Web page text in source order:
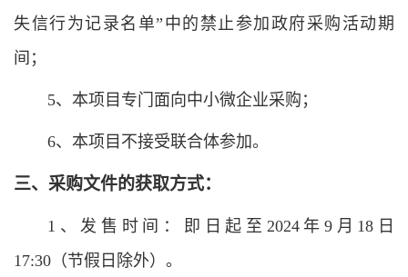
失信行为记录名单”中的禁止参加政府采购活动期
间；
5、本项目专门面向中小微企业采购；
6、本项目不接受联合体参加。
三、采购文件的获取方式：
1 、发售时间：即日起至2024年9月18日
17:30（节假日除外）。